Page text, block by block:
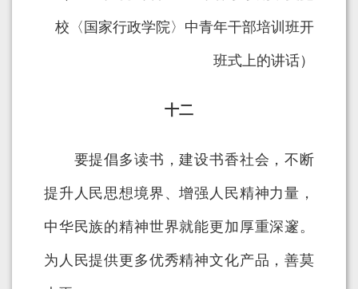
校〈国家行政学院〉中青年干部培训班开
班式上的讲话）
十二
要提倡多读书，建设书香社会，不断
提升人民思想境界、增强人民精神力量，
中华民族的精神世界就能更加厚重深邃。
为人民提供更多优秀精神文化产品，善莫